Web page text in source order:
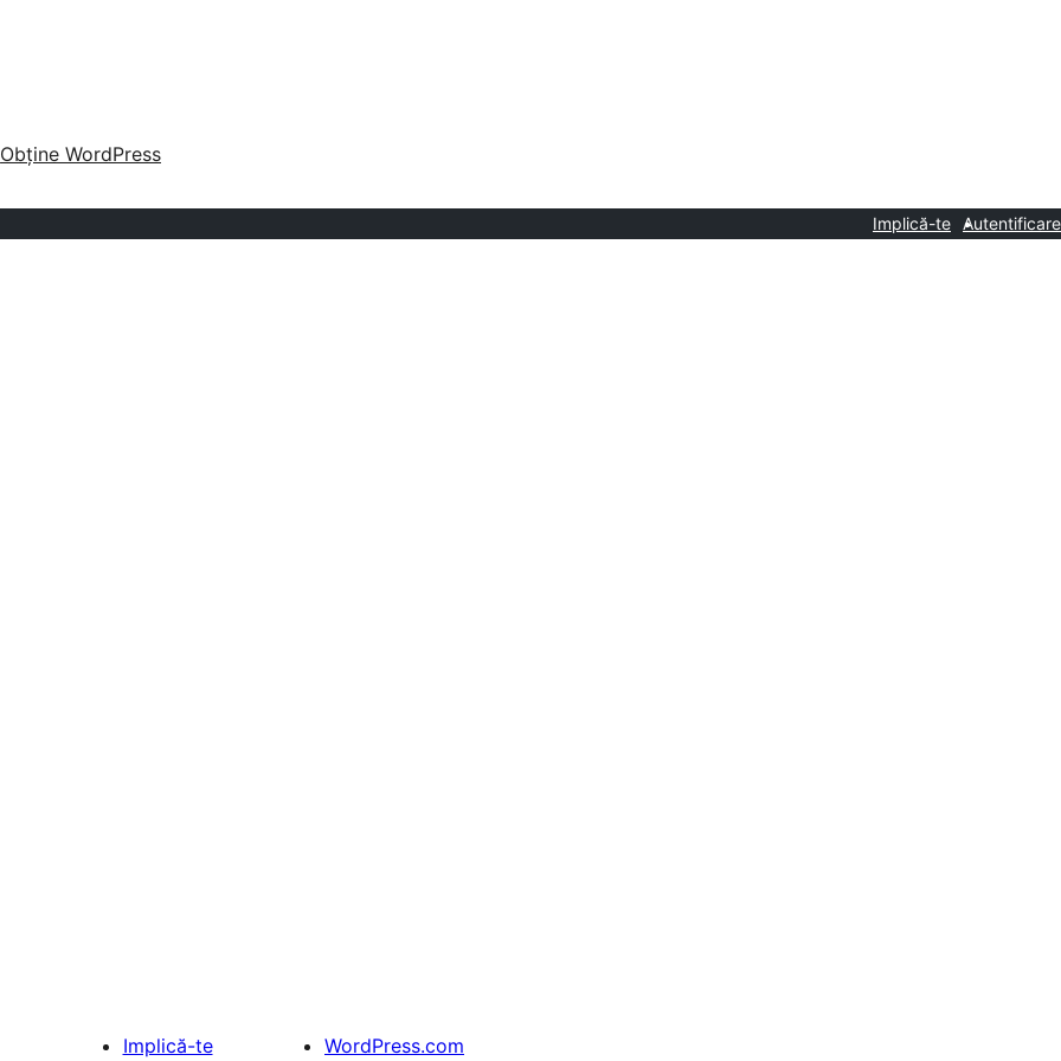
Obține WordPress
Implică-te Autentificare
Implică-te WordPress.com